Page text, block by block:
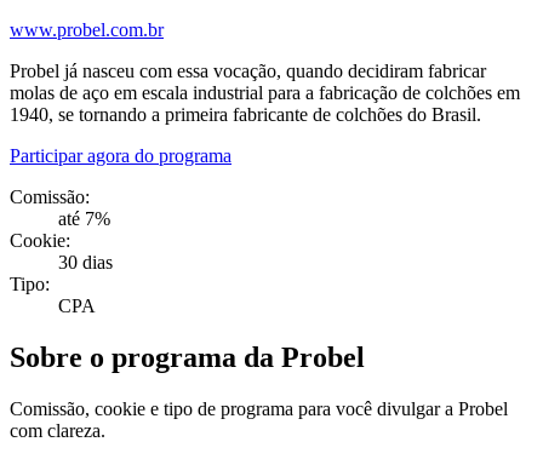
www.probel.com.br
Probel já nasceu com essa vocação, quando decidiram fabricar
molas de aço em escala industrial para a fabricação de colchões em
1940, se tornando a primeira fabricante de colchões do Brasil.
Participar agora do programa
Comissão:
até 7%
Cookie:
30 dias
Tipo:
CPA
Sobre o programa da Probel
Comissão, cookie e tipo de programa para você divulgar a Probel
com clareza.